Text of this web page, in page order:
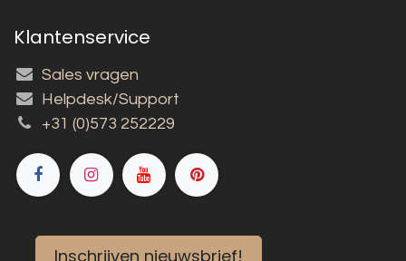
Klantenservice
Sales vragen
Helpdesk/Support
+31 (0)573 252229
Inschrijven nieuwsbrief!